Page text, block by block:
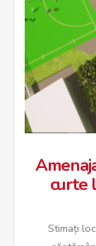
curte
Stimați